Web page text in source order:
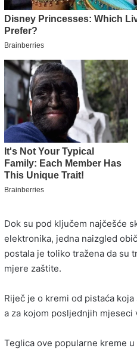
Dok su pod ključem najčešće
elektronika, jedna naizgled
postala je toliko tražena da su
mjere zaštite.
Riječ je o kremi od pistaća
a za kojom posljednjih mjeseci
Teglica ove popularne kreme